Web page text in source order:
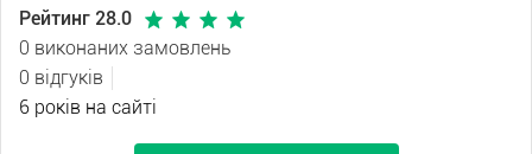
Рейтинг 28.0
0 виконаних замовлень
0 відгуків
6 років на сайті